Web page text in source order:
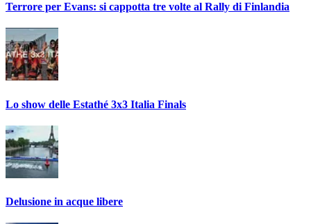
Terrore per Evans: si cappotta tre volte al Rally di Finlandia
Lo show delle Estathé 3x3 Italia Finals
Delusione in acque libere